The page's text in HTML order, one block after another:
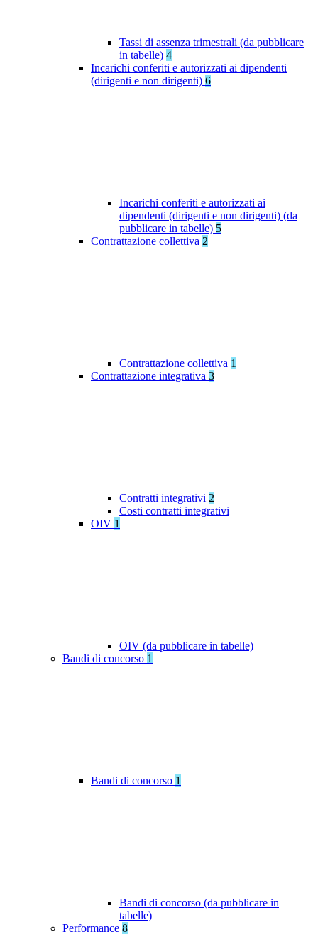
Tassi di assenza trimestrali (da pubblicare
in tabelle) 4
Incarichi conferiti e autorizzati ai dipendenti
(dirigenti e non dirigenti) 6
Incarichi conferiti e autorizzati ai
dipendenti (dirigenti e non dirigenti) (da
pubblicare in tabelle) 5
Contrattazione collettiva 2
Contrattazione collettiva 1
Contrattazione integrativa 3
Contratti integrativi 2
Costi contratti integrativi
OIV 1
OIV (da pubblicare in tabelle)
Bandi di concorso 1
Bandi di concorso 1
Bandi di concorso (da pubblicare in
tabelle)
Performance 8